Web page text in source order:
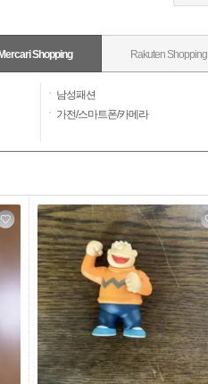
Mercari Shopping Rakuten Shopping
남성패션
가전/스마트폰/카메라